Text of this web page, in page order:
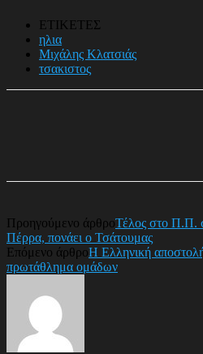
ΕΤΙΚΕΤΕΣ
ηλια
Μιχάλης Κλατσιάς
τσακιστος
Προηγούμενο άρθροΤέλος στο Π.Π.
Πέρρα, πονάει ο Τσάτουμας
Επόμενο άρθροΗ Ελληνική
πρωτάθλημα ομάδων